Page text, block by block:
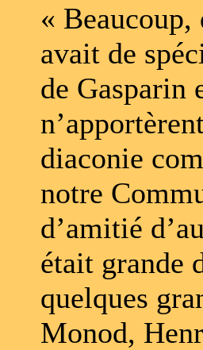
«
avait de
de Gasparin
diaconie
notre
d’amitié
était grande
quelques
Monod,